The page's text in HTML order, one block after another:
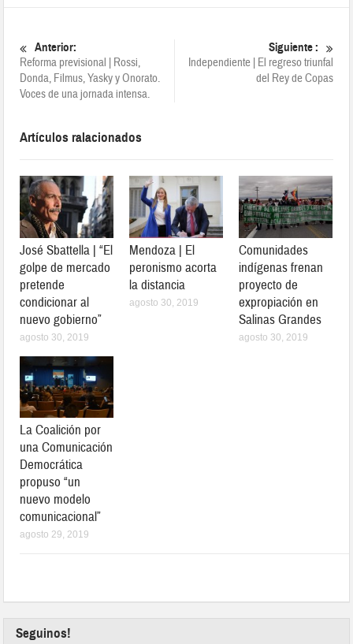
Anterior:
Reforma previsional | Rossi,
Donda, Filmus, Yasky y Onorato.
Voces de una jornada intensa.
Siguiente :
Independiente | El regreso triunfal
del Rey de Copas
Artículos ralacionados
José Sbattella | “El
golpe de mercado
pretende
condicionar al
nuevo gobierno”
agosto 30, 2019
Mendoza | El
peronismo acorta
la distancia
agosto 30, 2019
Comunidades
indígenas frenan
proyecto de
expropiación en
Salinas Grandes
agosto 30, 2019
La Coalición por
una Comunicación
Democrática
propuso “un
nuevo modelo
comunicacional”
agosto 29, 2019
Seguinos!